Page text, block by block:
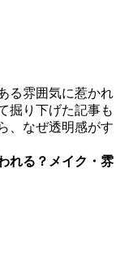
る雰囲気に惹かれ
掘り下げた記事も
、なぜ透明感がす
れる？メイク・雰